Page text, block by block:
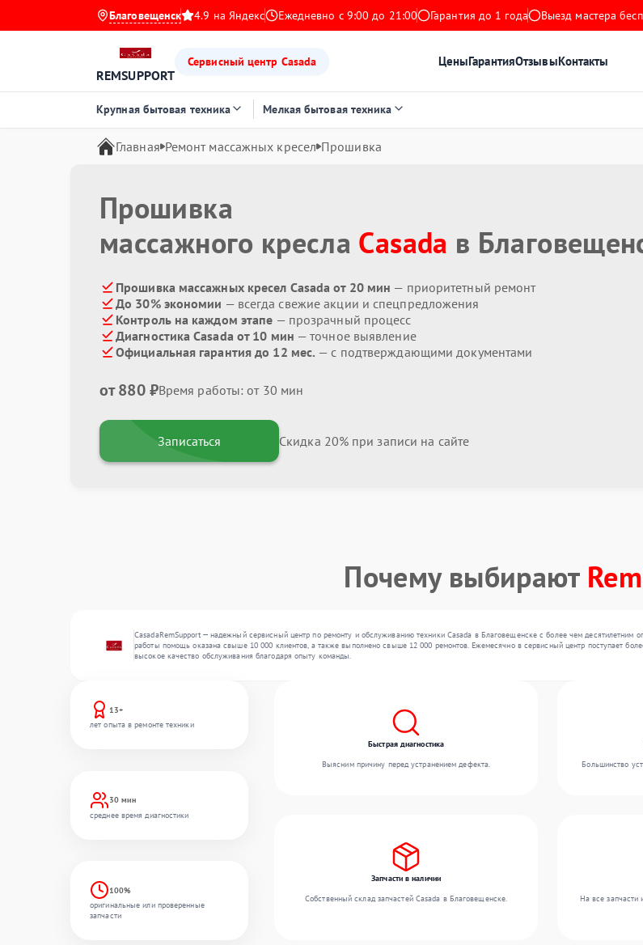
Благовещенск 4.9 на Яндекс Ежедневно с 9:00 до 21:00 Гарантия до 1 года Выезд мастера
REMSUPPORT
Сервисный центр Casada ЦеныГарантияОтзывыКонтакты
Крупная бытовая техника Мелкая бытовая техника
Главная Ремонт массажных кресел Прошивка
Прошивка
массажного кресла Casada в
Прошивка массажных кресел Casada от 20 мин — приоритетный ремонт
До 30% экономии — всегда свежие акции и спецпредложения
Контроль на каждом этапе — прозрачный процесс
Диагностика Casada от 10 мин — точное выявление
Официальная гарантия до 12 мес. — с подтверждающими документами
от 880 ₽Время работы: от 30 мин
Записаться Скидка 20% при записи на сайте
Почему выбирают
CasadaRemSupport — надежный сервисный центр по ремонту и обслуживанию техники Casada в Благовещенске с более чем
работы помощь оказана свыше 10 000 клиентов, а также выполнено свыше 12 000 ремонтов. Ежемесячно в сервисный центр поступает
высокое качество обслуживания благодаря опыту команды.
13+
лет опыта в ремонте техники
30 мин
среднее время диагностики
100%
оригинальные или проверенные
запчасти
Быстрая диагностика
Выясним причину перед устранением дефекта.
Большинство
Запчасти в наличии
Собственный склад запчастей Casada в Благовещенске.
На все запчасти